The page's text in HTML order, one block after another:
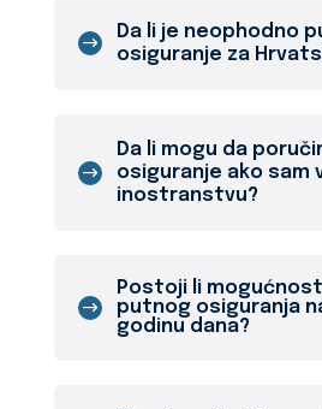
Da li je neophodno
osiguranje za
Da li mogu da
osiguranje ako sam
inostranstvu?
Postoji li mogućnost
putnog osiguranja
godinu dana?